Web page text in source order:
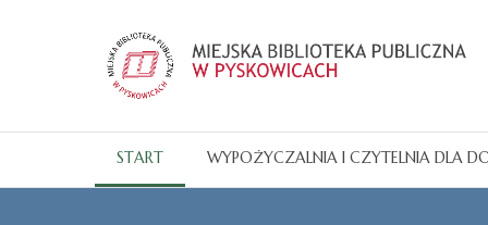
START WYPOŻYCZALNIA I CZYTELNIA DLA